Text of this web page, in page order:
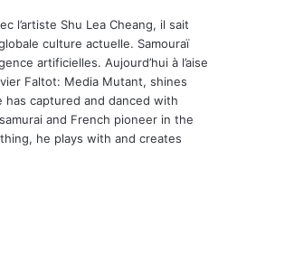
l’artiste Shu Lea Cheang, il sait
culture actuelle. Samouraï
artificielles. Aujourd’hui à l’aise
Faltot: Media Mutant, shines
has captured and danced with
and French pioneer in the
he plays with and creates